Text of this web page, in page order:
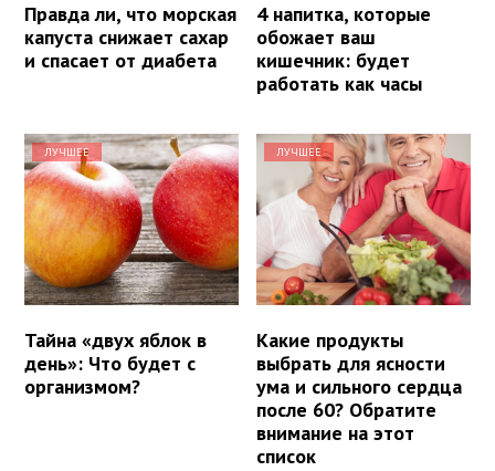
Правда ли, что морская
капуста снижает сахар
и спасает от диабета
4 напитка, которые
обожает ваш
кишечник: будет
работать как часы
ЛУЧШЕЕ
Тайна «двух яблок в
день»: Что будет с
организмом?
ЛУЧШЕЕ
Какие продукты
выбрать для ясности
ума и сильного сердца
после 60? Обратите
внимание на этот
список